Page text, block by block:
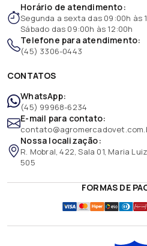
Horário de atendimento:
Segunda a sexta das 09:00h às
Sábado das 09:00h às 12:00h
Telefone para atendimento:
(45) 3306-0443
CONTATOS
WhatsApp:
(45) 99968-6234
E-mail para contato:
Nossa localização:
R. Mobral, 422, Sala 01, Maria
505
FORMAS DE